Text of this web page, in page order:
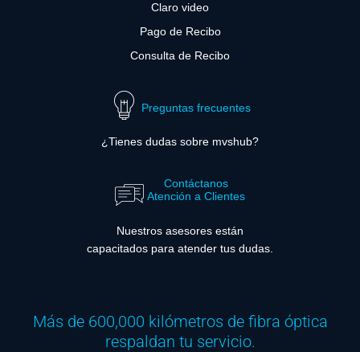
Claro video
Pago de Recibo
Consulta de Recibo
Preguntas frecuentes
¿Tienes dudas sobre mvshub?
Contáctanos
Atención a Clientes
Nuestros asesores están
capacitados para atender tus dudas.
Más de 600,000 kilómetros de fibra óptica
respaldan tu servicio.